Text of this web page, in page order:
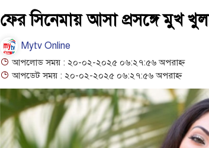
ফের সিনেমায় আসা প্রসঙ্গে মুখ
Mytv Online
আপলোড সময় : ২০-০২-২০২৫ ০৬:২৭:৫৬ অপরাহ্ন
আপডেট সময় : ২০-০২-২০২৫ ০৬:২৭:৫৬ অপরাহ্ন